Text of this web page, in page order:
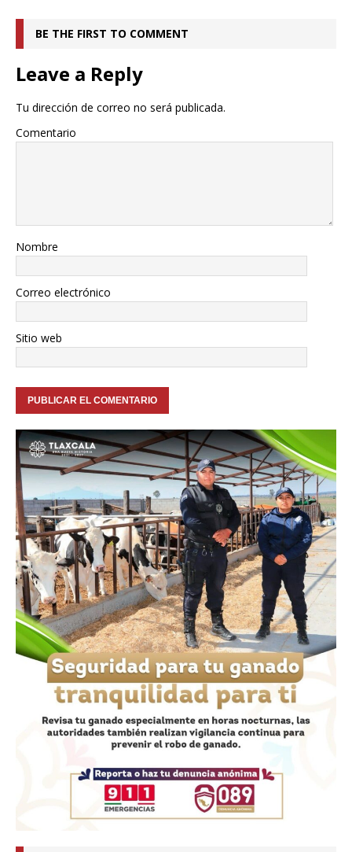
BE THE FIRST TO COMMENT
Leave a Reply
Tu dirección de correo no será publicada.
Comentario
Nombre
Correo electrónico
Sitio web